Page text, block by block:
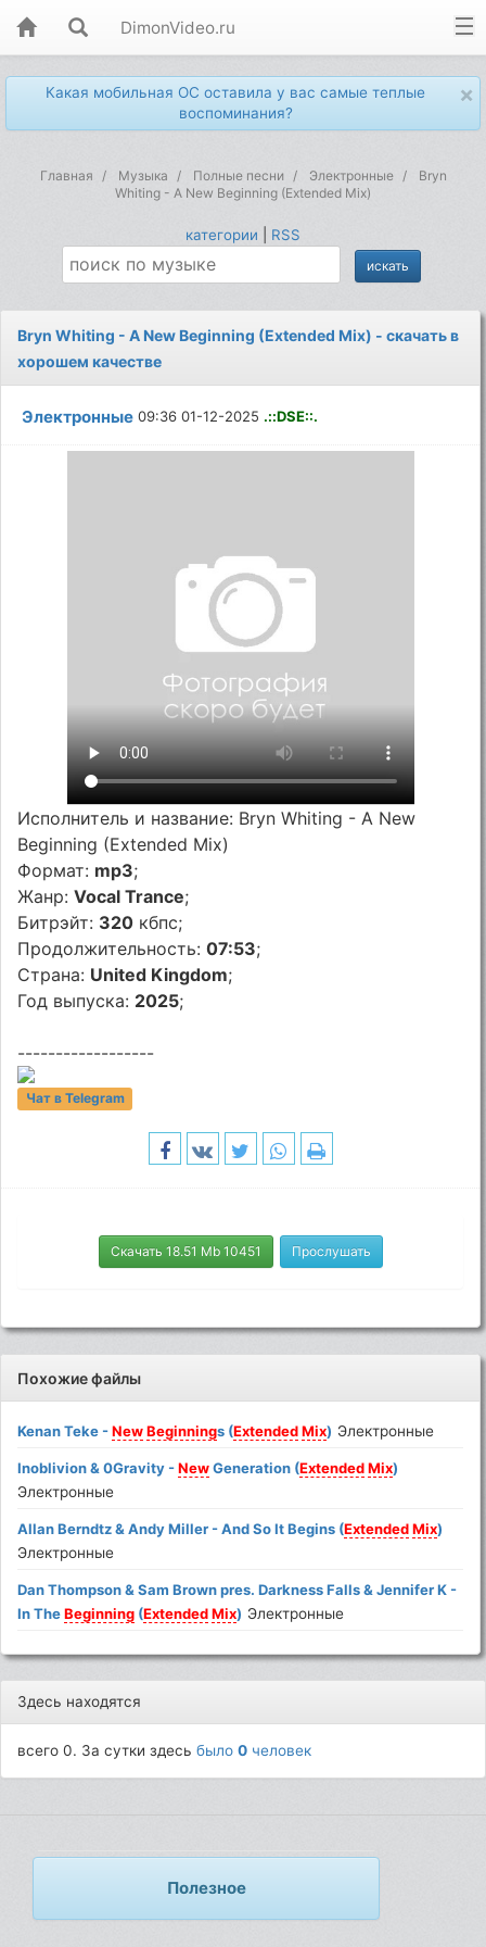
DimonVideo.ru
×
Какая мобильная ОС оставила у вас самые теплые
воспоминания?
Главная Музыка Полные песни Электронные
Bryn
Whiting - A New Beginning (Extended Mix)
категории RSS
Bryn Whiting - A New Beginning (Extended Mix) - скачать в
хорошем качестве
Электронные 09:36 01-12-2025 .::DSE::.
Исполнитель и название: Bryn Whiting - A New
Beginning (Extended Mix)
Формат: mp3;
Жанр:Vocal Trance;
Битрэйт: 320 кбпс;
Продолжительность:07:53;
Страна: United Kingdom;
Год выпуска: 2025;
------------------
Чат в Telegram
Скачать 18.51 Mb 10451 Прослушать
Похожие файлы
Kenan Teke -New Beginnings (Extended Mix) Электронные
Inoblivion & 0Gravity -NewGeneration (Extended Mix)
Электронные
Allan Berndtz & Andy Miller - And So It Begins (Extended Mix)
Электронные
Dan Thompson & Sam Brown pres. Darkness Falls & Jennifer K -
In TheBeginning (Extended Mix) Электронные
Здесь находятся
всего 0. За сутки здесьбыло0 человек
Полезное